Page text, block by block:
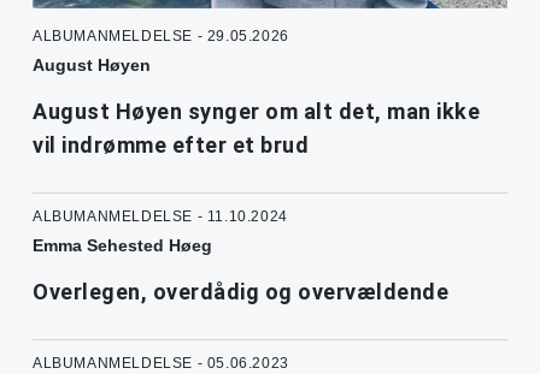
ALBUMANMELDELSE - 29.05.2026
August Høyen
August Høyen synger om alt det, man ikke
vil indrømme efter et brud
ALBUMANMELDELSE - 11.10.2024
Emma Sehested Høeg
Overlegen, overdådig og overvældende
ALBUMANMELDELSE - 05.06.2023